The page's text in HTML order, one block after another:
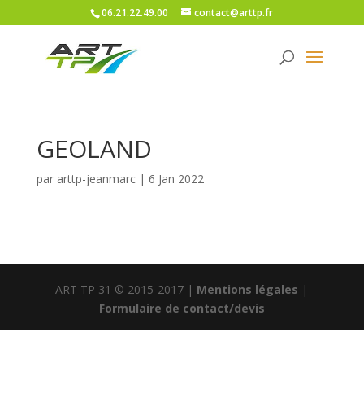
06.21.22.49.00 contact@arttp.fr
GEOLAND
par arttp-jeanmarc| 6 Jan 2022
ART TP 31 © 2015-2017 | Mentions légales |
Formulaire de contact/devis